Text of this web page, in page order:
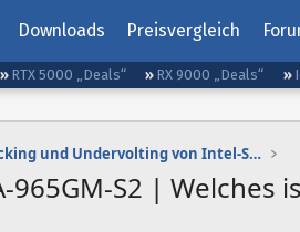
Downloads Preisvergleich
RTX 5000 „Deals“ RX 9000 „Deals“
Overclocking und Undervolting von Intel-Systemen
965GM-S2 | Welches